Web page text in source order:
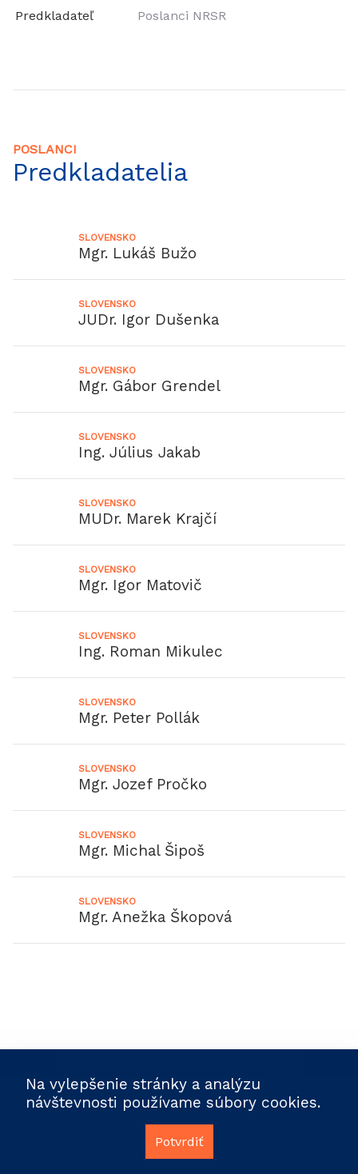
Na vylepšenie stránky a analýzu
návštevnosti používame súbory cookies.
Potvrdiť
Predkladateľ Poslanci NRSR
POSLANCI
Predkladatelia
SLOVENSKO
Mgr. Lukáš Bužo
SLOVENSKO
JUDr. Igor Dušenka
SLOVENSKO
Mgr. Gábor Grendel
SLOVENSKO
Ing. Július Jakab
SLOVENSKO
MUDr. Marek Krajčí
SLOVENSKO
Mgr. Igor Matovič
SLOVENSKO
Ing. Roman Mikulec
SLOVENSKO
Mgr. Peter Pollák
SLOVENSKO
Mgr. Jozef Pročko
SLOVENSKO
Mgr. Michal Šipoš
SLOVENSKO
Mgr. Anežka Škopová